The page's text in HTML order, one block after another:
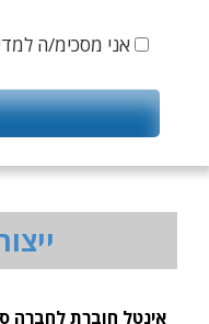
אני מסכימ/ה
אינטל חוברת לחברה